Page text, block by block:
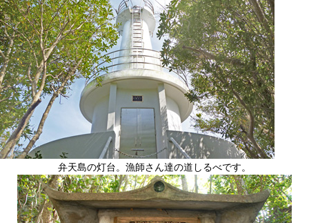
弁天島の灯台。漁師さん達の道しるべです。